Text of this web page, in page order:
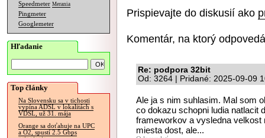
Speedmeter Merania
Pingmeter
Googlemeter
Hľadanie
Top články
Na Slovensku sa v tichosti
vypína ADSL v lokalitách s
VDSL, už 31. mája
Orange sa doťahuje na UPC
a O2, spustí 2.5 Gbps
Prispievajte do diskusií ako
Komentár, na ktorý
Re: podpora 32bit
Od: 3264 | Pridané: 2025-09-09
Ale ja s nim suhlasim. Mal som
co dokazu schopni ludia natlacit
frameworkov a vysledna
miesta dost, ale...